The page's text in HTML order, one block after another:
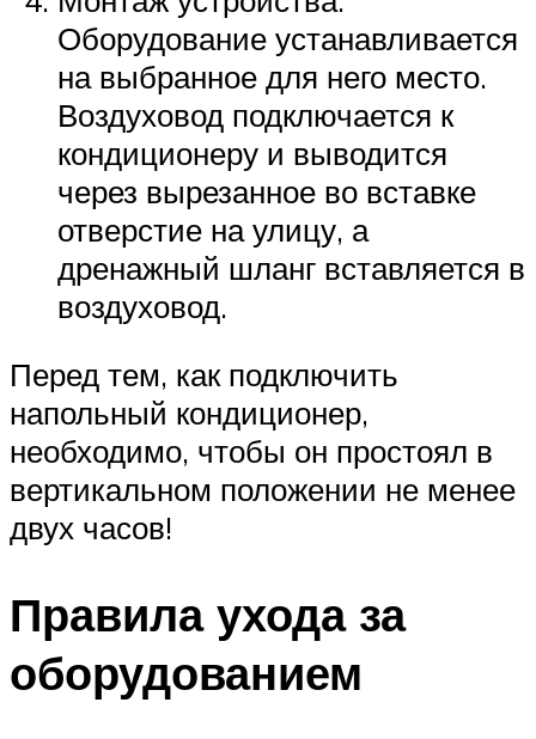
Оборудование устанавливается
на выбранное для него место.
Воздуховод подключается к
кондиционеру и выводится
через вырезанное во вставке
отверстие на улицу, а
дренажный шланг вставляется в
воздуховод.
Перед тем, как подключить
напольный кондиционер,
необходимо, чтобы он простоял в
вертикальном положении не менее
двух часов!
Правила ухода за
оборудованием